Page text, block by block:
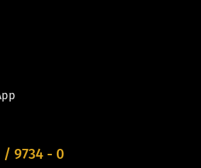
/ 9734 - 0